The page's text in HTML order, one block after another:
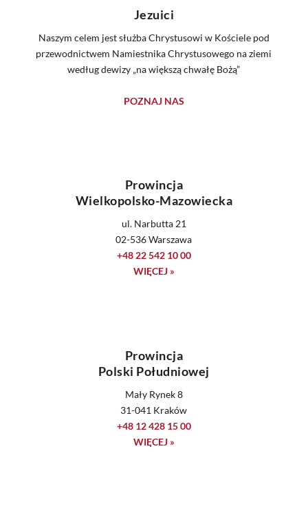
Jezuici
Naszym celem jest służba Chrystusowi w Kościele pod
przewodnictwem Namiestnika Chrystusowego na ziemi
według dewizy „na większą chwałę Bożą”
POZNAJ NAS
Prowincja
Wielkopolsko-Mazowiecka
ul. Narbutta 21
02-536 Warszawa
+48 22 542 10 00
WIĘCEJ »
Prowincja
Polski Południowej
Mały Rynek 8
31-041 Kraków
+48 12 428 15 00
WIĘCEJ »